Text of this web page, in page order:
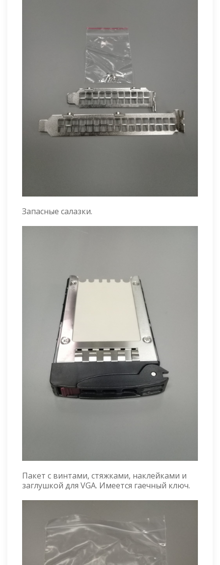
Запасные салазки.
Пакет с винтами, стяжками, наклейками и
заглушкой для VGA. Имеется гаечный ключ.